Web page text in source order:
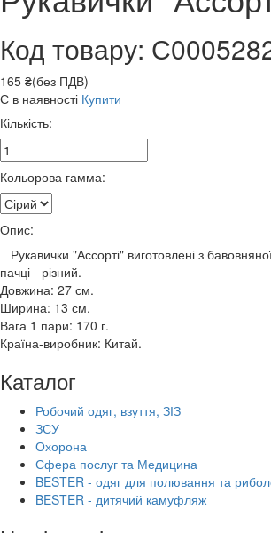
Код товару:
165 ₴(без ПДВ)
Є в наявності Купити
Кількість:
Кольорова гамма:
Опис:
Рукавички "Ассорті" виготовлені з
пачці - різний.
Довжина: 27 см.
Ширина: 13 см.
Вага 1 пари: 170 г.
Країна-виробник: Китай.
Каталог
Робочий одяг, взуття, ЗІЗ
ЗСУ
Охорона
Сфера послуг та Медицина
BESTER - одяг для полювання та
BESTER - дитячий камуфляж